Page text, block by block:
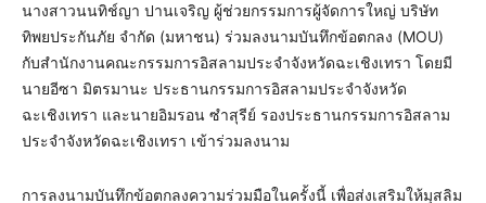
นางสาวนนทิช์ญา ปานเจริญ ผู้ช่วยกรรมการผู้จัดการใหญ่ บริษัท
ทิพยประกันภัย จำกัด (มหาชน) ร่วมลงนามบันทึกข้อตกลง (MOU)
กับสำนักงานคณะกรรมการอิสลามประจำจังหวัดฉะเชิงเทรา โดยมี
นายอีซา มิตรมานะ ประธานกรรมการอิสลามประจำจังหวัด
ฉะเชิงเทรา และนายอิมรอน ซำสุรีย์ รองประธานกรรมการอิสลาม
ประจำจังหวัดฉะเชิงเทรา เข้าร่วมลงนาม
การลงนามบันทึกข้อตกลงความร่วมมือในครั้งนี้ เพื่อส่งเสริมให้มุสลิม